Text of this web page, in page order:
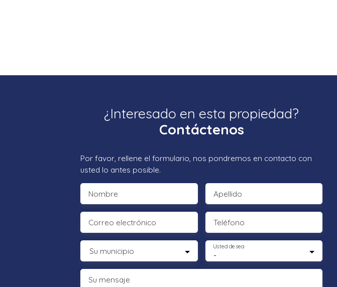
¿Interesado en esta propiedad?
Contáctenos
Por favor, rellene el formulario, nos pondremos en contacto con
usted lo antes posible.
Nombre Apellido
Correo electrónico Teléfono
Su municipio -
Usted desea
Su mensaje